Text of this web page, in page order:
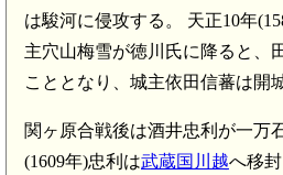
は駿河に侵攻する。 天正10年
主穴山梅雪が徳川氏に降ると、
こととなり、城主依田信蕃は開
関ヶ原合戦後は酒井忠利が一万
(1609年)忠利は武蔵国川越へ移